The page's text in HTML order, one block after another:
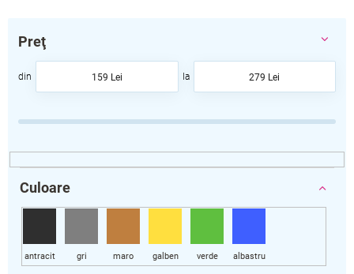
a
r
o
d
Preţ
159 Lei 279 Lei
Culoare